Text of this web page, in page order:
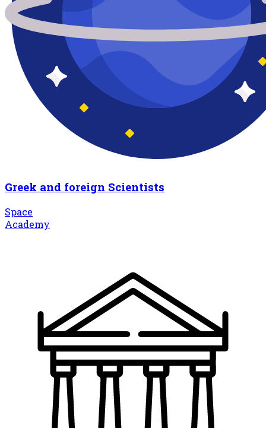
Greek and foreign Scientists
Space
Academy